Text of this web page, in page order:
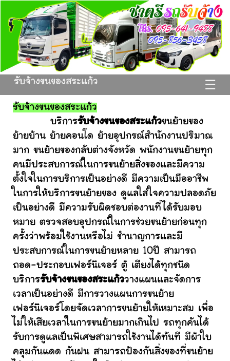
☰
รับจ้างขนของสระแก้ว
รับจ้างขนของสระแก้ว
บริการรับจ้างขนของสระแก้วขนย้ายของ
ย้ายบ้าน ย้ายคอนโด ย้ายอุปกรณ์สำนักงานปริมาณ
มาก ขนย้ายของกลับต่างจังหวัด พนักงานขนย้ายทุก
คนมีประสบการณ์ในการขนย้ายสิ่งของและมีความ
ตั้งใจในการบริการเป็นอย่างดี มีความเป็นมืออาชีพ
ในการให้บริการขนย้ายของ ดูแลใส่ใจความปลอดภัย
เป็นอย่างดี มีความรับผิดชอบต่องานที่ได้รับมอบ
หมาย ตรวจสอบอุปกรณ์ในการช่วยขนย้ายก่อนทุก
ครั้งว่าพร้อมใช้งานหรือไม่ ชำนาญการและมี
ประสบการณ์ในการขนย้ายหลาย 10ปี สามารถ
ถอด-ประกอบเฟอร์นิเจอร์ ตู้ เตียงได้ทุกชนิด
บริการรับจ้างขนของสระแก้ววางแผนและจัดการ
เวลาเป็นอย่างดี มีการวางแผนการขนย้าย
เฟอร์นิเจอร์โดยจัดเวลาการขนย้ายให้เหมาะสม เพื่อ
ไม่ให้เสียเวลาในการขนย้ายมากเกินไป รถทุกคันได้
รับการดูแลเป็นพิเศษสามารถใช้งานได้ทันที มีผ้าใบ
คลุมกันแดด กันฝน สามารถป้องกันสิ่งของที่ขนย้าย